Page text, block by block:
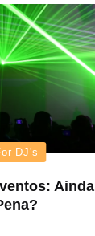
DJ's
Ainda